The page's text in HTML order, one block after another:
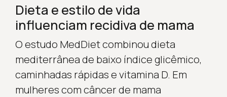
Dieta e estilo de vida
influenciam recidiva de mama
O estudo MedDiet combinou dieta
mediterrânea de baixo índice glicêmico,
caminhadas rápidas e vitamina D. Em
mulheres com câncer de mama